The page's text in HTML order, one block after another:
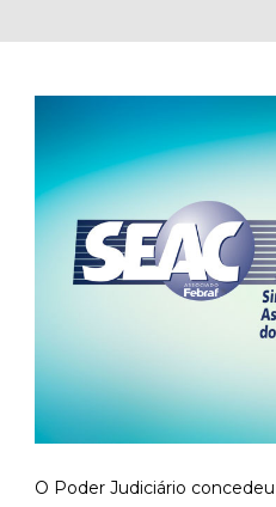
O Poder Judiciário